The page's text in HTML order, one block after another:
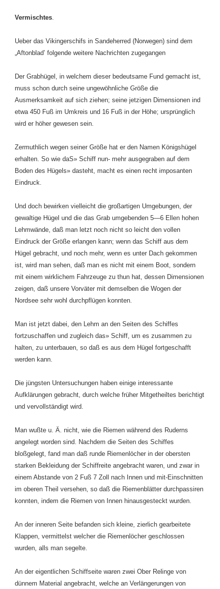
Vermischtes.
Ueber das Vikingerschifs in Sandeherred (Norwegen) sind dem
„Aftonblad’ folgende weitere Nachrichten zugegangen
Der Grabhügel, in welchem dieser bedeutsame Fund gemacht ist,
muss schon durch seine ungewöhnliche Größe die
Ausmerksamkeit auf sich ziehen; seine jetzigen Dimensionen ind
etwa 450 Fuß im Umkreis und 16 Fuß in der Höhe; ursprünglich
wird er höher gewesen sein.
Zermuthlich wegen seiner Größe hat er den Namen Königshügel
erhalten. So wie daS» Schiff nun- mehr ausgegraben auf dem
Boden des Hügels» dasteht, macht es einen recht imposanten
Eindruck.
Und doch bewirken vielleicht die großartigen Umgebungen, der
gewaltige Hügel und die das Grab umgebenden 5—6 Ellen hohen
Lehmwände, daß man letzt noch nicht so leicht den vollen
Eindruck der Größe erlangen kann; wenn das Schiff aus dem
Hügel gebracht, und noch mehr, wenn es unter Dach gekommen
ist, wird man sehen, daß man es nicht mit einem Boot, sondern
mit einem wirklichem Fahrzeuge zu thun hat, dessen Dimensionen
zeigen, daß unsere Vorväter mit demselben die Wogen der
Nordsee sehr wohl durchpflügen konnten.
Man ist jetzt dabei, den Lehm an den Seiten des Schiffes
fortzuschaffen und zugleich das» Schiff, um es zusammen zu
halten, zu unterbauen, so daß es aus dem Hügel fortgeschafft
werden kann.
Die jüngsten Untersuchungen haben einige interessante
Aufklärungen gebracht, durch welche früher Mitgetheiltes berichtigt
und vervollständigt wird.
Man wußte u. Ä. nicht, wie die Riemen während des Ruderns
angelegt worden sind. Nachdem die Seiten des Schiffes
bloßgelegt, fand man daß runde Riemenlöcher in der obersten
starken Bekleidung der Schiffreite angebracht waren, und zwar in
einem Abstande von 2 Fuß 7 Zoll nach Innen und mit-Einschnitten
im oberen Theil versehen, so daß die Riemenblätter durchpassiren
konnten, indem die Riemen von Innen hinausgesteckt wurden.
An der inneren Seite befanden sich kleine, zierlich gearbeitete
Klappen, vermittelst welcher die Riemenlöcher geschlossen
wurden, alls man segelte.
An der eigentlichen Schiffseite waren zwei Ober Relinge von
dünnem Material angebracht, welche an Verlängerungen von